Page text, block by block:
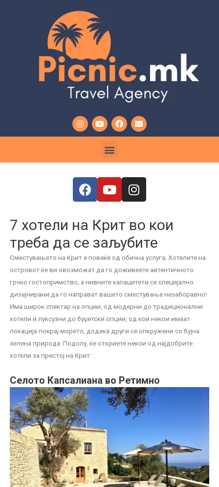
7 хотели на Крит во кои
треба да се заљубите
Сместувањето на Крит е повеќе од обична услуга; Хотелите на
островот ќе ви овозможат да го доживеете автентичното
грчко гостопримство, а нивните капацитети се специјално
дизајнирани да го направат вашето сместување незаборавно!
Има широк спектар на опции, од модерни до традиционални
хотели и луксузни до буџетски опции, од кои некои имаат
локација покрај морето, додека други се опкружени со бујна
зелена природа. Подолу, ќе откриете некои од најдобрите
хотели за престој на Крит:
Селото Капсалиана во Ретимно